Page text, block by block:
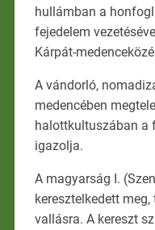
hullámban a
fejedelem
Kárpát-
A vándorló,
medencében
halottkultuszában a
igazolja.
A magyarság I.
keresztelkedett
vallásra. A kereszt